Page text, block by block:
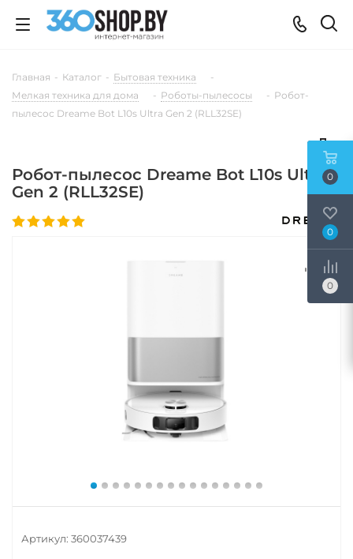
Главная - Каталог - Бытовая техника
-
Мелкая техника для дома
- Роботы-пылесосы - Робот-
пылесос Dreame Bot L10s Ultra Gen 2 (RLL32SE)
Робот-пылесос Dreame Bot L10s Ultra
Gen 2 (RLL32SE)
Артикул: 360037439
0
0
0